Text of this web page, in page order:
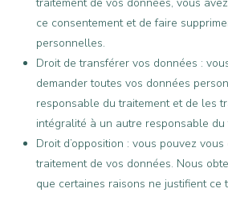
ce consentement et de faire
personnelles.
Droit de transférer vos données :
demander toutes vos données
responsable du traitement et de les
intégralité à un autre responsable du
Droit d’opposition : vous pouvez
traitement de vos données. Nous
que certaines raisons ne justifient ce